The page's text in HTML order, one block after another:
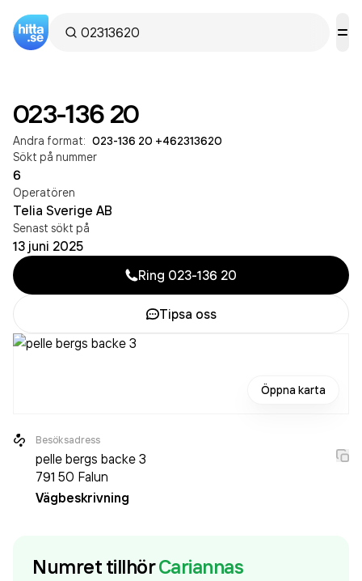
023-136 20
Andra format: 023-136 20 +462313620
Sökt på nummer
6
Operatören
Telia Sverige AB
Senast sökt på
13 juni 2025
Ring 023-136 20
Tipsa oss
Öppna karta
Besöksadress
pelle bergs backe 3
791 50 Falun
Vägbeskrivning
Numret tillhörCariannas